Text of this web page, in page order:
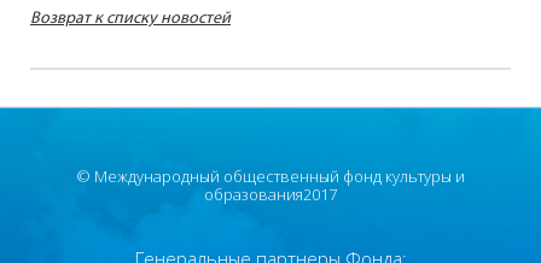
Возврат к списку новостей
© Международный общественный фонд культуры и
образования2017